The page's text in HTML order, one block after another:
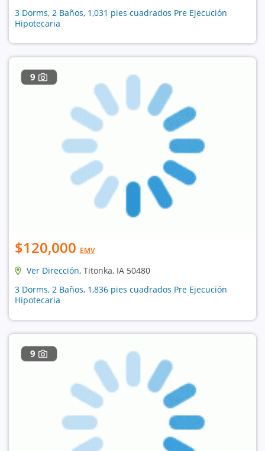
3 Dorms, 2 Baños, 1,031 pies cuadrados Pre Ejecución
Hipotecaria
9
$120,000 EMV
Ver Dirección, Titonka, IA 50480
3 Dorms, 2 Baños, 1,836 pies cuadrados Pre Ejecución
Hipotecaria
9